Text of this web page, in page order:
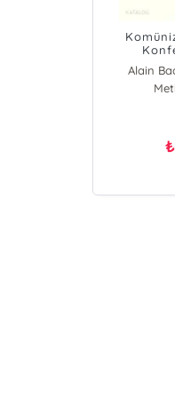
Alain
₺